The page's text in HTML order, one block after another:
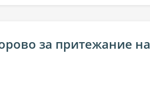
за притежание на